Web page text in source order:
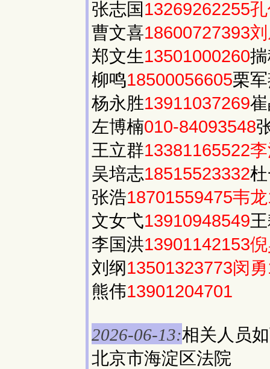
张志国 13269262255
曹文喜18600727393
郑文生13501000260
柳鸣18500056605栗
杨永胜13911037269
左博楠010-84093548
王立群13381165522
吴培志18515523332
张浩18701559475韦
文女弋13910948549
李国洪13901142153
刘纲13501323773闵
熊伟13901204701
2026-06-13:相关人员
北京市海淀区法院